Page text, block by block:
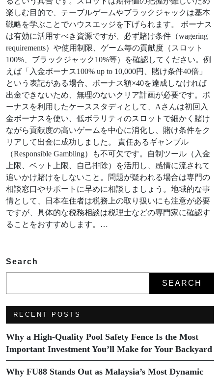
楽しむ目的で、テーブルゲームやブラックジャックは基本
戦略を学ぶことでハウスエッジを下げられます。 ボーナス
は有効に活用すべき資源ですが、必ず賭け条件（wagering
requirements）や使用制限、ゲーム毎の貢献度（スロット
100%、ブラックジャック10%等）を確認してください。例
えば「入金ボーナス100% up to 10,000円、賭け条件40倍」
という表記がある場合、ボーナス額×40を達成しなければ
出金できないため、無理のないクリア計画が必要です。ボ
ーナスを利用したケーススタディとして、Aさんは初回入
金ボーナスを使い、低ボラリティのスロットで細かく賭け
ながら貢献度の高いゲームを中心に消化し、賭け条件をク
リアして出金に成功しました。 責任あるギャンブル
（Responsible Gambling）も不可欠です。自制ツール（入金
上限、ベット上限、自己排除）を活用し、感情に流されて
追いかけ賭けをしないこと。問題が疑われる場合は専門の
相談窓口やサポートに早めに相談しましょう。地域的な事
情として、日本在住者は税務上の取り扱いにも注意が必要
ですが、具体的な税務相談は税理士などの専門家に確認す
ることをおすすめします。…
Search
SEARCH
RECENT POSTS
Why a High-Quality Pool Safety Fence Is the Most
Important Investment You’ll Make for Your Backyard
Why FU88 Stands Out as Malaysia’s Most Dynamic